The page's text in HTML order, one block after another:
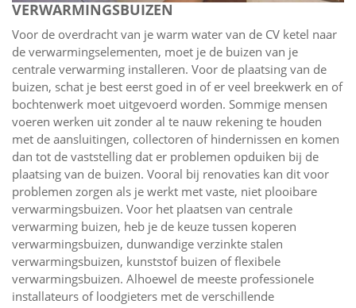
VERWARMINGSBUIZEN
Voor de overdracht van je warm water van de CV ketel naar
de verwarmingselementen, moet je de buizen van je
centrale verwarming installeren. Voor de plaatsing van de
buizen, schat je best eerst goed in of er veel breekwerk en of
bochtenwerk moet uitgevoerd worden. Sommige mensen
voeren werken uit zonder al te nauw rekening te houden
met de aansluitingen, collectoren of hindernissen en komen
dan tot de vaststelling dat er problemen opduiken bij de
plaatsing van de buizen. Vooral bij renovaties kan dit voor
problemen zorgen als je werkt met vaste, niet plooibare
verwarmingsbuizen. Voor het plaatsen van centrale
verwarming buizen, heb je de keuze tussen koperen
verwarmingsbuizen, dunwandige verzinkte stalen
verwarmingsbuizen, kunststof buizen of flexibele
verwarmingsbuizen. Alhoewel de meeste professionele
installateurs of loodgieters met de verschillende